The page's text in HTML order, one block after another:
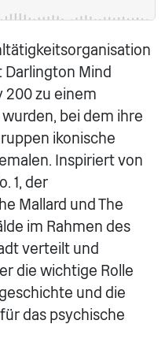
Mind
200 zu einem
bei dem ihre
ikonische
Inspiriert von
1, der
Mallard und The
im Rahmen des
verteilt und
die wichtige Rolle
und die
das psychische